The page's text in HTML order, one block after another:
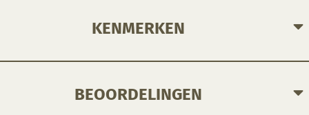
KENMERKEN
BEOORDELINGEN